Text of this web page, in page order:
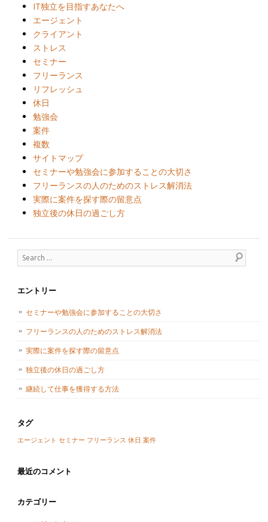
IT独立を目指すあなたへ
エージェント
クライアント
ストレス
セミナー
フリーランス
リフレッシュ
休日
勉強会
案件
複数
サイトマップ
セミナーや勉強会に参加することの大切さ
フリーランスの人のためのストレス解消法
実際に案件を探す際の留意点
独立後の休日の過ごし方
Search
エントリー
セミナーや勉強会に参加することの大切さ
フリーランスの人のためのストレス解消法
実際に案件を探す際の留意点
独立後の休日の過ごし方
継続して仕事を獲得する方法
タグ
エージェント セミナー フリーランス 休日 案件
最近のコメント
カテゴリー